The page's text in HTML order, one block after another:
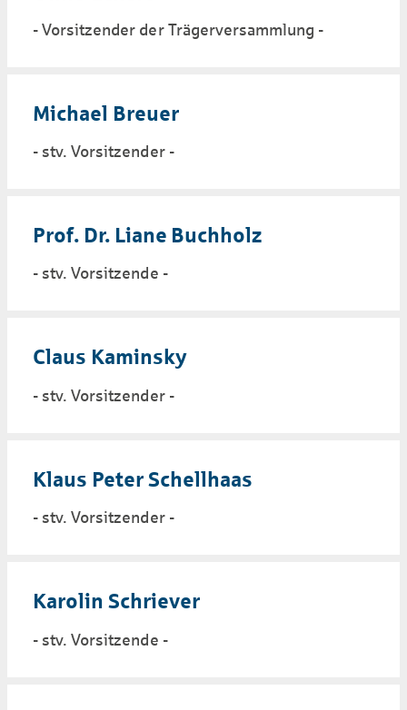
- Vorsitzender der Trägerversammlung -
Michael Breuer
- stv. Vorsitzender -
Prof. Dr. Liane Buchholz
- stv. Vorsitzende -
Claus Kaminsky
- stv. Vorsitzender -
Klaus Peter Schellhaas
- stv. Vorsitzender -
Karolin Schriever
- stv. Vorsitzende -